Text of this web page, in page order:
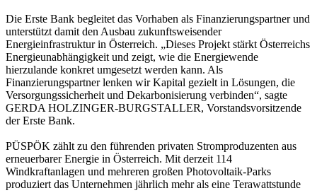
Die Erste Bank begleitet das Vorhaben als Finanzierungspartner und
unterstützt damit den Ausbau zukunftsweisender
Energieinfrastruktur in Österreich. „Dieses Projekt stärkt Österreichs
Energieunabhängigkeit und zeigt, wie die Energiewende
hierzulande konkret umgesetzt werden kann. Als
Finanzierungspartner lenken wir Kapital gezielt in Lösungen, die
Versorgungssicherheit und Dekarbonisierung verbinden“, sagte
GERDA HOLZINGER-BURGSTALLER, Vorstandsvorsitzende
der Erste Bank.
PÜSPÖK zählt zu den führenden privaten Stromproduzenten aus
erneuerbarer Energie in Österreich. Mit derzeit 114
Windkraftanlagen und mehreren großen Photovoltaik-Parks
produziert das Unternehmen jährlich mehr als eine Terawattstunde